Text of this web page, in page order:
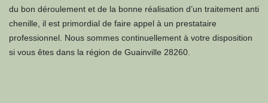
du bon déroulement et de la bonne réalisation d’un traitement anti
chenille, il est primordial de faire appel à un prestataire
professionnel. Nous sommes continuellement à votre disposition
si vous êtes dans la région de Guainville 28260.